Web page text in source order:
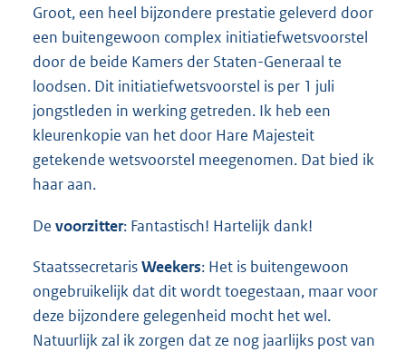
Groot, een heel bijzondere prestatie geleverd door
een buitengewoon complex initiatiefwetsvoorstel
door de beide Kamers der Staten-Generaal te
loodsen. Dit initiatiefwetsvoorstel is per 1 juli
jongstleden in werking getreden. Ik heb een
kleurenkopie van het door Hare Majesteit
getekende wetsvoorstel meegenomen. Dat bied ik
haar aan.
De voorzitter: Fantastisch! Hartelijk dank!
StaatssecretarisWeekers: Het is buitengewoon
ongebruikelijk dat dit wordt toegestaan, maar voor
deze bijzondere gelegenheid mocht het wel.
Natuurlijk zal ik zorgen dat ze nog jaarlijks post van